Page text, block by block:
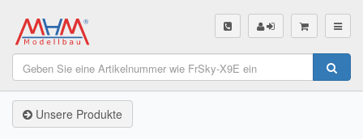
SHOP
Unsere Produkte
Unsere Produkte